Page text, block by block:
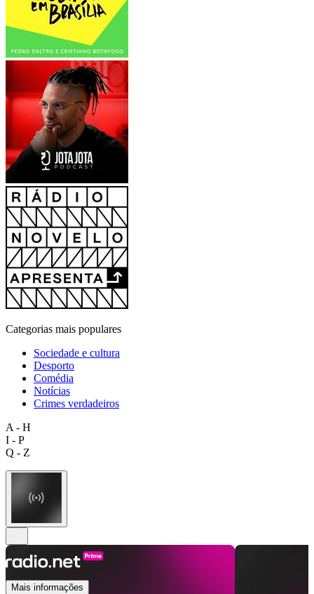
Categorias mais populares
Sociedade e cultura
Desporto
Comédia
Notícias
Crimes verdadeiros
A - H
I - P
Q - Z
Mais informações